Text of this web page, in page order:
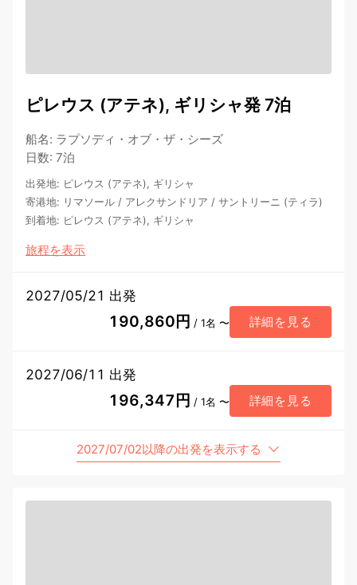
ピレウス (アテネ), ギリシャ発 7泊
船名: ラプソディ・オブ・ザ・シーズ
日数: 7泊
出発地: ピレウス (アテネ), ギリシャ
寄港地: リマソール / アレクサンドリア / サントリーニ (ティラ)
到着地: ピレウス (アテネ), ギリシャ
旅程を表示
2027/05/21 出発
190,860円 / 1名 〜 詳細を見る
2027/06/11 出発
196,347円 / 1名 〜 詳細を見る
2027/07/02以降の出発を表示する